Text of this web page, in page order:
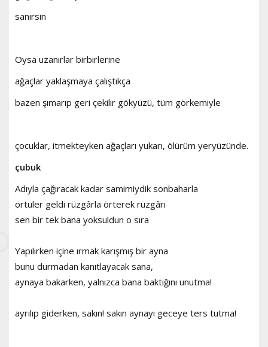
sanırsın
Oysa uzanırlar birbirlerine
ağaçlar yaklaşmaya çalıştıkça
bazen şımarıp geri çekilir gökyüzü, tüm görkemiyle
çocuklar, itmekteyken ağaçları yukarı, ölürüm yeryüzünde.
çubuk
Adıyla çağıracak kadar samimiydik sonbaharla
örtüler geldi rüzgârla örterek rüzgârı
sen bir tek bana yoksuldun o sıra
Yapılırken içine ırmak karışmış bir ayna
bunu durmadan kanıtlayacak sana,
aynaya bakarken, yalnızca bana baktığını unutma!
ayrılıp giderken, sakın! sakın aynayı geceye ters tutma!